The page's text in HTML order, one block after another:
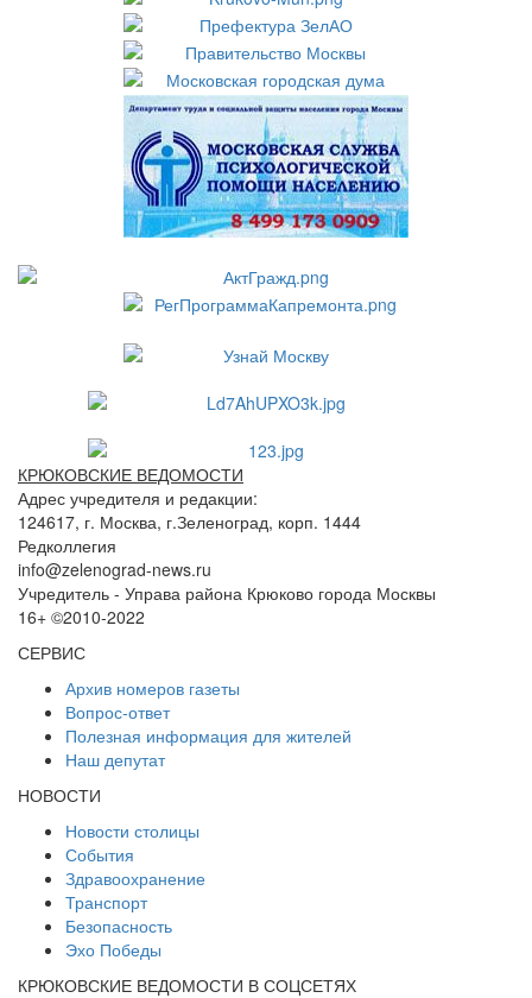
КРЮКОВСКИЕ ВЕДОМОСТИ
Адрес учредителя и редакции:
124617, г. Москва, г.Зеленоград, корп. 1444
Редколлегия
info@zelenograd-news.ru
Учредитель - Управа района Крюково города Москвы
16+ ©2010-2022
СЕРВИС
Архив номеров газеты
Вопрос-ответ
Полезная информация для жителей
Наш депутат
НОВОСТИ
Новости столицы
События
Здравоохранение
Транспорт
Безопасность
Эхо Победы
КРЮКОВСКИЕ ВЕДОМОСТИ В СОЦСЕТЯХ